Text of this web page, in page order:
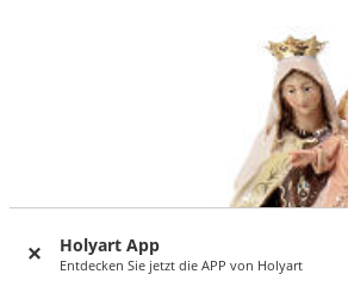
Holyart App
Entdecken Sie jetzt die APP von Holyart